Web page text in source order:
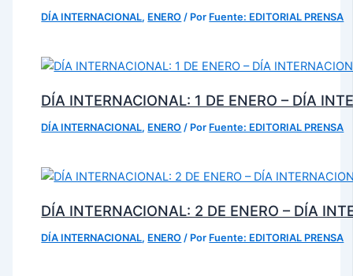
DÍA INTERNACIONAL, ENERO / Por Fuente: EDITORIAL PRENSA
DÍA INTERNACIONAL: 1 DE ENERO – DÍA
DÍA INTERNACIONAL, ENERO / Por Fuente: EDITORIAL PRENSA
DÍA INTERNACIONAL: 2 DE ENERO – DÍA
DÍA INTERNACIONAL, ENERO / Por Fuente: EDITORIAL PRENSA